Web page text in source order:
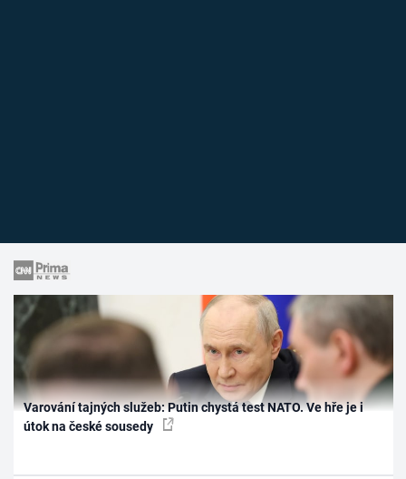
Varování tajných služeb: Putin chystá test NATO. Ve hře je i
útok na české sousedy